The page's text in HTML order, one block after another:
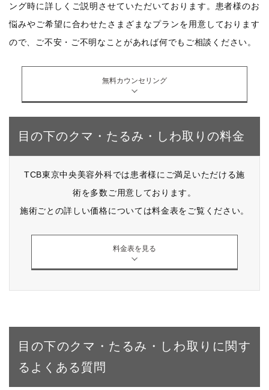
ング時に詳しくご説明させていただいております。患者様のお
悩みやご希望に合わせたさまざまなプランを用意しております
ので、ご不安・ご不明なことがあれば何でもご相談ください。
無料カウンセリング
目の下のクマ・たるみ・しわ取りの料金
TCB東京中央美容外科では患者様にご満足いただける施
術を多数ご用意しております。
施術ごとの詳しい価格については料金表をご覧ください。
料金表を見る
目の下のクマ・たるみ・しわ取りに関す
るよくある質問